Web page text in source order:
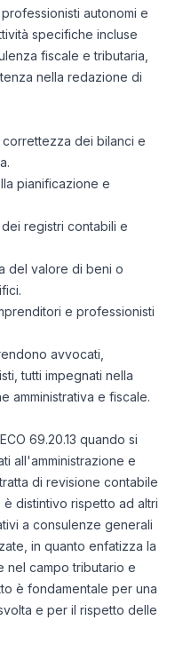
autonomi e
specifiche incluse
fiscale e tributaria,
nella redazione di
dei bilanci e
pianificazione e
dei registri contabili e
del valore di beni o
e professionisti
avvocati,
tutti impegnati nella
amministrativa e fiscale.
69.20.13 quando si
all'amministrazione e
di revisione contabile
distintivo rispetto ad altri
a consulenze generali
in quanto enfatizza la
nel campo tributario e
è fondamentale per una
e per il rispetto delle